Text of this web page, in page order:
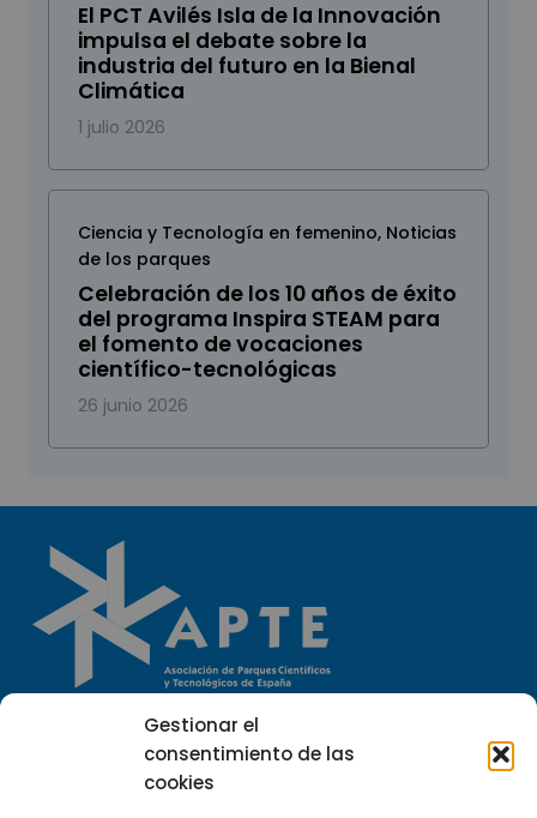
Gestionar el
consentimiento de las
cookies
El PCT Avilés Isla de la Innovación
impulsa el debate sobre la
industria del futuro en la Bienal
Climática
1 julio 2026
Ciencia y Tecnología en femenino, Noticias
de los parques
Celebración de los 10 años de éxito
del programa Inspira STEAM para
el fomento de vocaciones
científico-tecnológicas
26 junio 2026
Llámanos
(+34) 951 23 13 06